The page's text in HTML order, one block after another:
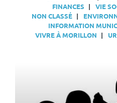
FINANCES
VIE
NON CLASSÉ
INFORMATION
VIVRE À MORILLON